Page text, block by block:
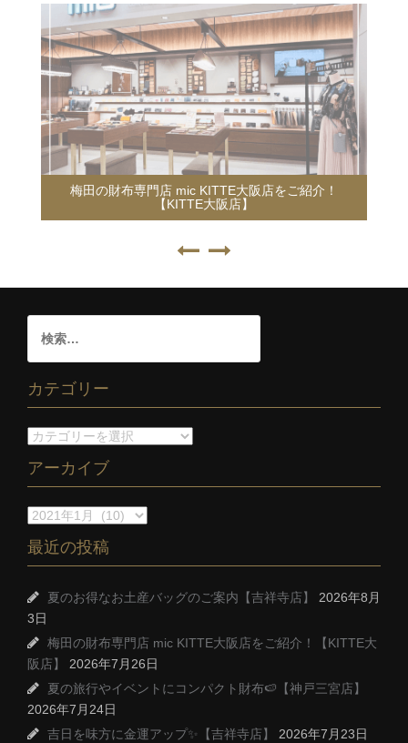
梅田の財布専門店 mic KITTE大阪店をご紹介！
【KITTE大阪店】
カテゴリー
アーカイブ
最近の投稿
夏のお得なお土産バッグのご案内【吉祥寺店】
2026年8月
3日
梅田の財布専門店 mic KITTE大阪店をご紹介！【KITTE大
阪店】
2026年7月26日
夏の旅行やイベントにコンパクト財布🍉【神戸三宮店】
2026年7月24日
吉日を味方に金運アップ✨【吉祥寺店】
2026年7月23日